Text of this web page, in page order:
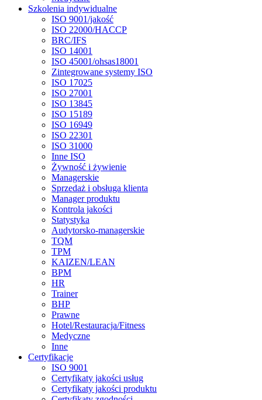
Szkolenia indywidualne
ISO 9001/jakość
ISO 22000/HACCP
BRC/IFS
ISO 14001
ISO 45001/ohsas18001
Zintegrowane systemy ISO
ISO 17025
ISO 27001
ISO 13845
ISO 15189
ISO 16949
ISO 22301
ISO 31000
Inne ISO
Żywność i żywienie
Managerskie
Sprzedaż i obsługa klienta
Manager produktu
Kontrola jakości
Statystyka
Audytorsko-managerskie
TQM
TPM
KAIZEN/LEAN
BPM
HR
Trainer
BHP
Prawne
Hotel/Restauracja/Fitness
Medyczne
Inne
Certyfikacje
ISO 9001
Certyfikaty jakości usług
Certyfikaty jakości produktu